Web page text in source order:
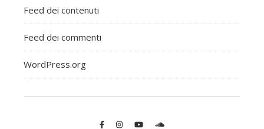
Feed dei contenuti
Feed dei commenti
WordPress.org